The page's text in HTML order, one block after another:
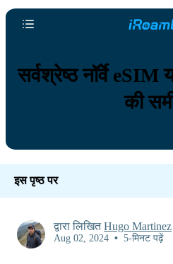
सर्वश्रेष्ठ नॉर्वे eSIM
की
इस पृष्ठ पर
द्वारा लिखितHugo Martinez
Aug 02, 2024 • 5-मिनट पढ़ें